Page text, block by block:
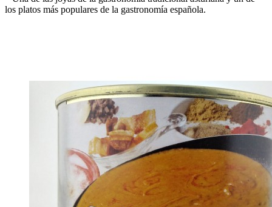
los platos más populares de la gastronomía española.